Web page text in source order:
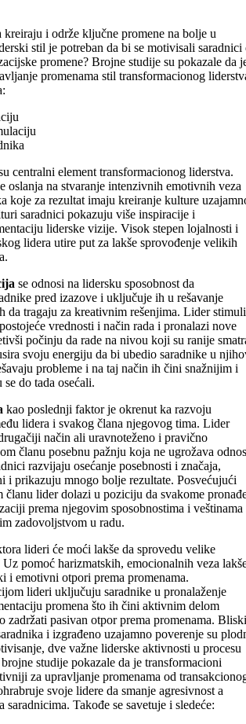
i održe ključne promene na bolje u
stil je potreban da bi se motivisali saradnici
promene? Brojne studije su pokazale da
promenama stil transformacionog
centralni element transformacionog liderstva.
oslanja na stvaranje intenzivnih emotivnih veza
koje za rezultat imaju kreiranje kulture
saradnici pokazuju više inspiracije i
liderske vizije. Visok stepen lojalnosti i
lidera utire put za lakše sprovođenje velikih
se odnosi na lidersku sposobnost da
pred izazove i uključuje ih u rešavanje
da tragaju za kreativnim rešenjima. Lider
vrednosti i način rada i pronalazi nove
počinju da rade na nivou koji su ranije
svoju energiju da bi ubedio saradnike u
probleme i na taj način ih čini snažnijim i
do tada osećali.
kao poslednji faktor je okrenut ka razvoju
lidera i svakog člana njegovog tima. Lider
način ali uravnoteženo i pravično
članu posebnu pažnju koja ne ugrožava
razvijaju osećanje posebnosti i značaja,
i prikazuju mnogo bolje rezultate. Posvećujući
članu lider dolazi u poziciju da svakome
prema njegovim sposobnostima i veštinama
zadovoljstvom u radu.
lideri će moći lakše da sprovedu velike
pomoć harizmatskih, emocionalnih veza
i emotivni otpori prema promenama.
lideri uključuju saradnike u pronalaženje
promena što ih čini aktivnim delom
zadržati pasivan otpor prema promenama. Bliski
i izgrađeno uzajamno poverenje su
dve važne liderske aktivnosti u procesu
studije pokazale da je transformacioni
za upravljanje promenama od
svoje lidere da smanje agresivnost a
saradnicima. Takođe se savetuje i sledeće: